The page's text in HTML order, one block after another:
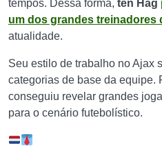
tempos. Dessa forma, ten Hag
um dos grandes treinadores
atualidade.
Seu estilo de trabalho no Ajax
categorias de base da equipe.
conseguiu revelar grandes
para o cenário futebolístico.